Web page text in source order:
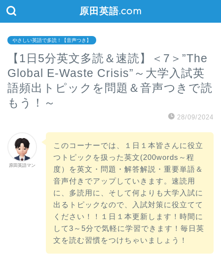
原田英語.com
やさしい英語で多読！【音声つき】
【1日5分英文多読＆速読】＜7＞”The
Global E-Waste Crisis”～大学入試英
語頻出トピックを問題＆音声つきで読
もう！～
28/09/2024
原田英語マン
このコーナーでは、１日１本皆さんに役立
つトピックを扱った英文(200words～程
度）を英文・問題・解答解説・重要単語＆
音声付きでアップしていきます。速読用
に、多読用に、そして何よりも大学入試に
出るトピックなので、入試対策に役立てて
ください！！１日１本更新します！時間に
して3～5分で気軽に学習できます！毎日英
文を読む習慣をつけちゃいましょう！